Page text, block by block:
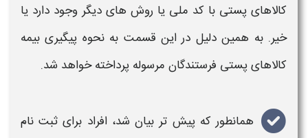
کالاهای پستی با کد ملی یا روش های دیگر وجود دارد یا
خیر. به همین دلیل در این قسمت به نحوه پیگیری بیمه
کالاهای پستی فرستندگان مرسوله پرداخته خواهد شد.
همانطور که پیش تر بیان شد، افراد برایثبت نام